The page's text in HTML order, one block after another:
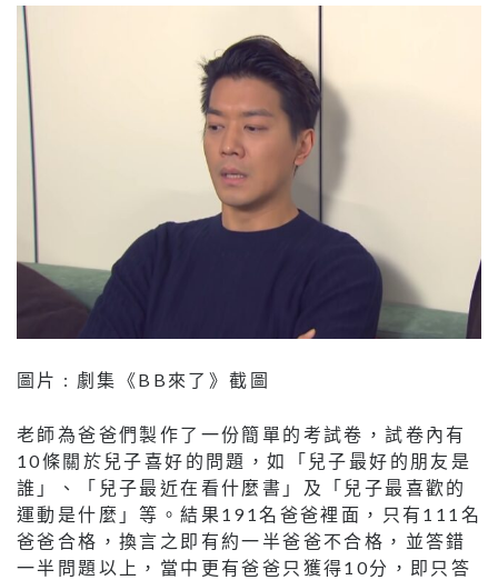
圖片 : 劇集《BB來了》截圖
老師為爸爸們製作了一份簡單的考試卷，試卷內有
10條關於兒子喜好的問題，如「兒子最好的朋友是
誰」、「兒子最近在看什麼書」及「兒子最喜歡的
運動是什麼」等。結果191名爸爸裡面，只有111名
爸爸合格，換言之即有約一半爸爸不合格，並答錯
一半問題以上，當中更有爸爸只獲得10分，即只答